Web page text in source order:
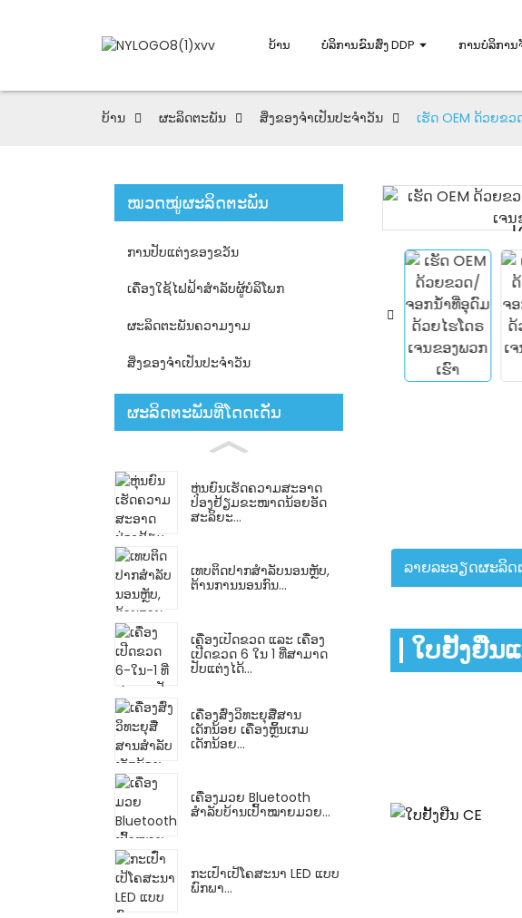
ບ້ານ ບໍລິການຂົນສົ່ງ DDP ການບໍລິກາ
ບ້ານ ຜະລິດຕະພັນ ສິ່ງຂອງຈຳເປັນປະຈຳວັນ ເຮັດ OEM ດ້ວຍຂ
ໝວດໝູ່ຜະລິດຕະພັນ
ການປັບແຕ່ງຂອງຂວັນ
ເຄື່ອງໃຊ້ໄຟຟ້າສຳລັບຜູ້ບໍລິໂພກ
ຜະລິດຕະພັນຄວາມງາມ
ສິ່ງຂອງຈຳເປັນປະຈຳວັນ
ຜະລິດຕະພັນທີ່ໂດດເດັ່ນ
ຫຸ່ນຍົນເຮັດຄວາມສະອາດ
ປ່ອງຢ້ຽມຂະໜາດນ້ອຍອັດ
ສະລິຍະ...
ເທບຕິດປາກສຳລັບນອນຫຼັບ,
ຕ້ານການນອນກົນ...
ເຄື່ອງເປີດຂວດ ແລະ ເຄື່ອງ
ເປີດຂວດ 6 ໃນ 1 ທີ່ສາມາດ
ປັບແຕ່ງໄດ້...
ເຄື່ອງສົ່ງວິທະຍຸສື່ສານ
ເດັກນ້ອຍ ເຄື່ອງຫຼິ້ນເກມ
ເດັກນ້ອຍ...
ເຄື່ອງມວຍ Bluetooth
ສຳລັບບ້ານເປົ້າໝາຍມວຍ...
ກະເປົ໋າເປ້ໂຄສະນາ LED ແບບ
ພົກພາ...
ລາຍລະອຽດຜະລິດ
ໃບຢັ້ງຢືນ